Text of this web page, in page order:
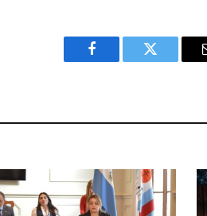
Facebook Twitter